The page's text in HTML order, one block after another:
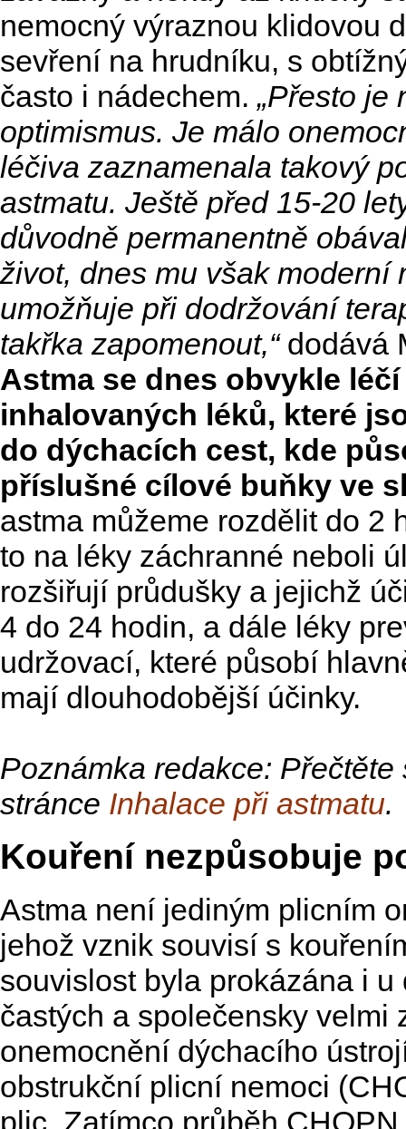
nemocný výraznou klidovou
sevření na hrudníku, s
často i nádechem. „Přesto je
optimismus. Je málo
léčiva zaznamenala takový
astmatu. Ještě před 15-20
důvodně permanentně
život, dnes mu však moderní
umožňuje při dodržování
takřka zapomenout,“dodává
Astma se dnes obvykle
inhalovaných léků, které
do dýchacích cest, kde
příslušné cílové buňky ve
astma můžeme rozdělit do 2
to na léky záchranné neboli
rozšiřují průdušky a jejichž
4 do 24 hodin, a dále léky
udržovací, které působí
mají dlouhodobější účinky.
Poznámka redakce: Přečtěte
stránce Inhalace při astmatu.
Kouření nezpůsobuje
Astma není jediným plicním
jehož vznik souvisí s
souvislost byla prokázána i u
častých a společensky velmi
onemocnění dýchacího
obstrukční plicní nemoci
plic. Zatímco průběh